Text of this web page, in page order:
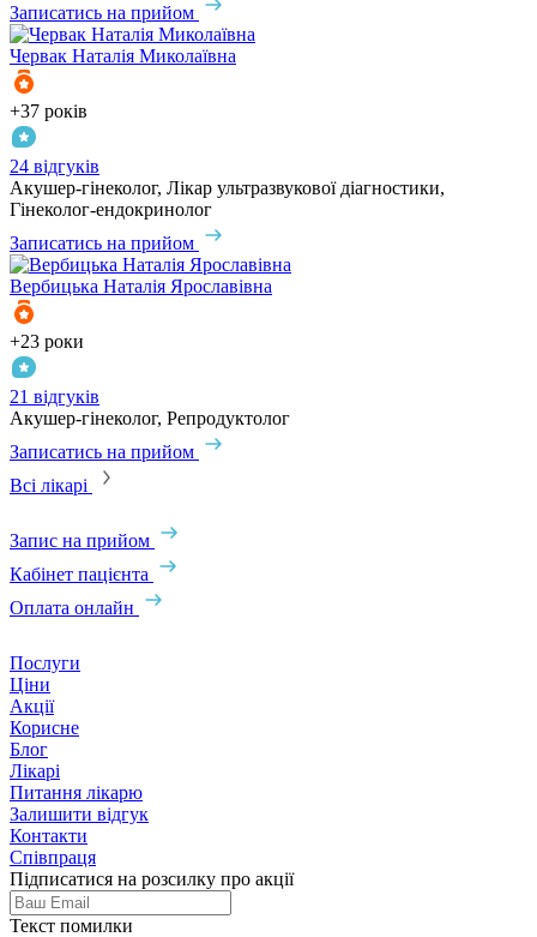
Записатись на прийом
Червак Наталія Миколаївна
+37 років
24 відгуків
Акушер-гінеколог, Лікар ультразвукової діагностики,
Гінеколог-ендокринолог
Записатись на прийом
Вербицька Наталія Ярославівна
+23 роки
21 відгуків
Акушер-гінеколог, Репродуктолог
Записатись на прийом
Всі лікарі
Запис на прийом
Кабінет пацієнта
Оплата онлайн
Послуги
Ціни
Акції
Корисне
Блог
Лікарі
Питання лікарю
Залишити відгук
Контакти
Співпраця
Підписатися на розсилку про акції
Текст помилки